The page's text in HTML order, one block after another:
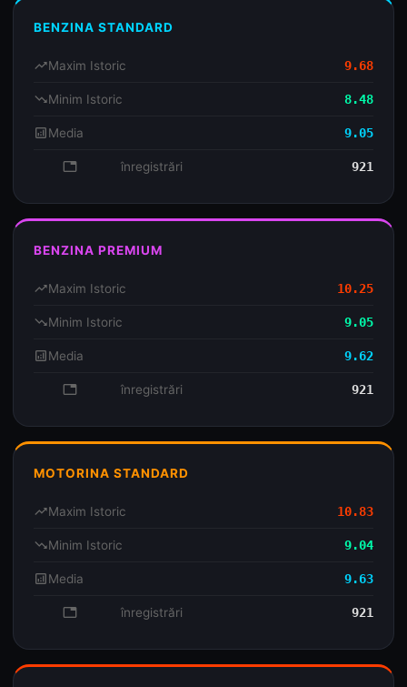
BENZINA STANDARD
trending_upMaxim Istoric 9.68
trending_downMinim Istoric 8.48
analyticsMedia 9.05
database înregistrări 921
BENZINA PREMIUM
trending_upMaxim Istoric 10.25
trending_downMinim Istoric 9.05
analyticsMedia 9.62
database înregistrări 921
MOTORINA STANDARD
trending_upMaxim Istoric 10.83
trending_downMinim Istoric 9.04
analyticsMedia 9.63
database înregistrări 921